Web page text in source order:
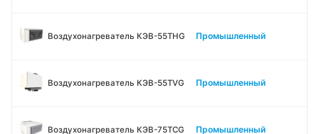
Воздухонагреватель КЭВ-55THG Промышленный
Воздухонагреватель КЭВ-55TVG Промышленный
Воздухонагреватель КЭВ-75TСG Промышленный